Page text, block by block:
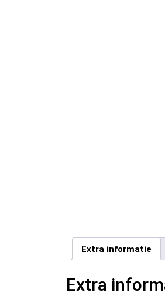
Extra informatie
Extra